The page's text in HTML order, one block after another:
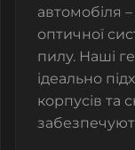
автомобіля
оптичної
пилу. Наші
ідеально
корпусів та